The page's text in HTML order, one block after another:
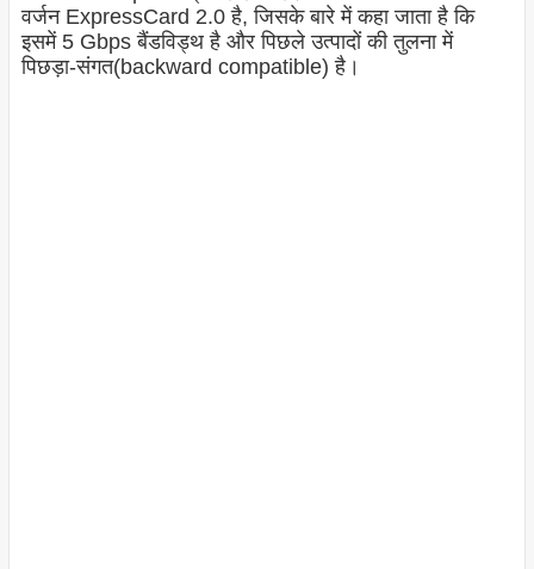
वर्जन ExpressCard 2.0 है, जिसके बारे में कहा जाता है कि
इसमें 5 Gbps बैंडविड्थ है और पिछले उत्पादों की तुलना में
पिछड़ा-संगत(backward compatible) है।